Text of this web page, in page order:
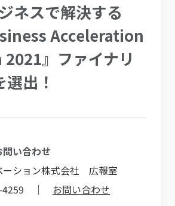
ネスで解決する
Acceleration
』ファイナリ
出！
い合わせ
ーション株式会社 広報室
4259 ｜ お問い合わせ